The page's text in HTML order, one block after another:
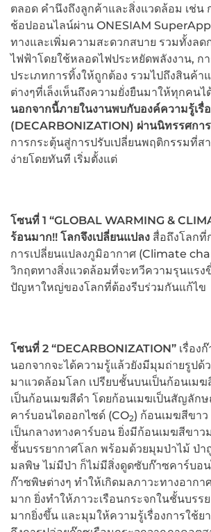
ตลอด คำนึงถึงลูกค้าและสิ่งแวดล้อม เช่น
ช้อปออนไลน์ผ่าน ONESIAM SuperApp
ทางและเพิ่มความสะดวกสบาย รวมทั้งลด
ไฟฟ้าโดยใช้หลอดไฟประหยัดพลังงาน, ก
ประเภทการทิ้งให้ถูกต้อง รวมไปถึงสินค้า
ต่างๆที่เล็งเห็นถึงความยั่งยืนมาให้ทุกคน
นอกจากนี้ภายในงานพบกับองค์ความรู้เรื่
(DECARBONIZATION) ผ่านนิทรรศการ
การกระตุ้นสู่การปรับเปลี่ยนพฤติกรรมที่ส
ง่ายโดยทันที เริ่มตั้งแต่
โซนที่ 1 “GLOBAL WARMING &
ร้อนมาก!! โลกจึงเปลี่ยนแปลง สื่อถึงโลกที่
การเปลี่ยนแปลงภูมิอากาศ (Climate
วิกฤตทางสิ่งแวดล้อมที่จะทวีความรุนแรง
ปัญหาใหญ่ของโลกที่ต้องรีบร่วมกันแก้ไข
โซนที่ 2 “DECARBONIZATION” เรื่อง
นอกจากจะได้ความรู้แล้วยังมีมุมถ่ายรูปด้
มาแวดล้อมโลก เปรียบชั้นบนเป็นก้อนเม
เป็นก้อนเมฆสีดำ โดยก้อนเมฆเป็นสัญลัก
คาร์บอนไดออกไซด์ (CO2) ก้อนเมฆสีขา
เป็นกลางทางคาร์บอน ยิ่งมีก้อนเมฆสีขาว
ชั้นบรรยากาศโลก พร้อมด้วยมุมป่าไม้ ป่า
มลพิษ ไม่มีป่า ก็ไม่มีสิ่งดูดซับก๊าซคาร์บอ
ก๊าซพิษต่างๆ ทำให้เกิดมลภาวะทางอากา
มาก ยิ่งทำให้ภาวะเรือนกระจกในชั้นบรร
มากยิ่งขึ้น และมุมให้ความรู้เรื่องการใช้ย